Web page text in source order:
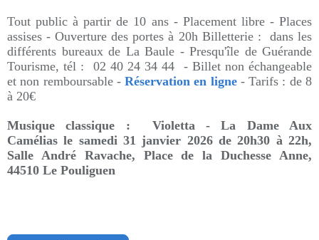
Tout public à partir de 10 ans - Placement libre - Places
assises - Ouverture des portes à 20h Billetterie : dans les
différents bureaux de La Baule - Presqu'île de Guérande
Tourisme, tél : 02 40 24 34 44 - Billet non échangeable
et non remboursable -Réservation en ligne- Tarifs : de 8
à 20€
Musique classique : Violetta - La Dame Aux
Camélias le samedi 31 janvier 2026 de 20h30 à 22h,
Salle André Ravache, Place de la Duchesse Anne,
44510 Le Pouliguen